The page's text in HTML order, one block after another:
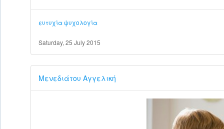
ευτυχίαψυχολογία
Saturday, 25 July 2015
Μενεδιάτου Αγγελική